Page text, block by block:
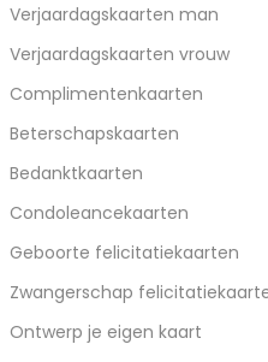
Verjaardagskaarten man
Verjaardagskaarten vrouw
Complimentenkaarten
Beterschapskaarten
Bedanktkaarten
Condoleancekaarten
Geboorte felicitatiekaarten
Zwangerschap
Ontwerp je eigen kaart